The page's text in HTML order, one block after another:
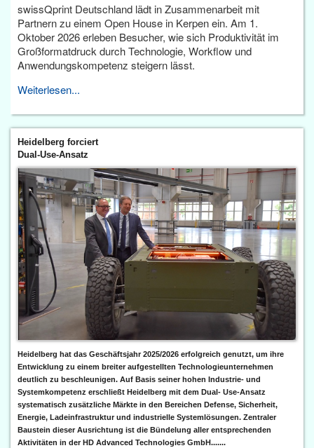
swissQprint Deutschland lädt in Zusammenarbeit mit
Partnern zu einem Open House in Kerpen ein. Am 1.
Oktober 2026 erleben Besucher, wie sich Produktivität im
Großformatdruck durch Technologie, Workflow und
Anwendungskompetenz steigern lässt.
Weiterlesen...
Heidelberg forciert
Dual-Use-Ansatz
Heidelberg hat das Geschäftsjahr 2025/2026 erfolgreich genutzt, um ihre
Entwicklung zu einem breiter aufgestellten Technologieunternehmen
deutlich zu beschleunigen. Auf Basis seiner hohen Industrie- und
Systemkompetenz erschließt Heidelberg mit dem Dual- Use-Ansatz
systematisch zusätzliche Märkte in den Bereichen Defense, Sicherheit,
Energie, Ladeinfrastruktur und industrielle Systemlösungen. Zentraler
Baustein dieser Ausrichtung ist die Bündelung aller entsprechenden
Aktivitäten in der HD Advanced Technologies GmbH.......